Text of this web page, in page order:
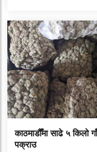
काठमाडौँमा साढे ५ किलो
पक्राउ